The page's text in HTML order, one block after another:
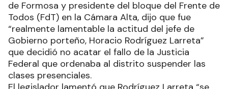
de Formosa y presidente del bloque del Frente de
Todos (FdT) en la Cámara Alta, dijo que fue
“realmente lamentable la actitud del jefe de
Gobierno porteño, Horacio Rodríguez Larreta”
que decidió no acatar el fallo de la Justicia
Federal que ordenaba al distrito suspender las
clases presenciales.